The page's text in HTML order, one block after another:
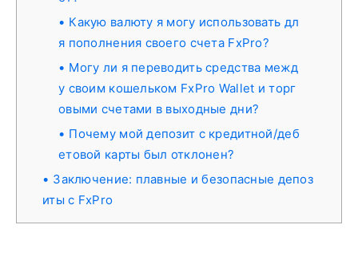
Какую валюту я могу использовать дл
я пополнения своего счета FxPro?
Могу ли я переводить средства межд
у своим кошельком FxPro Wallet и торг
овыми счетами в выходные дни?
Почему мой депозит с кредитной/деб
етовой карты был отклонен?
Заключение: плавные и безопасные депоз
иты с FxPro